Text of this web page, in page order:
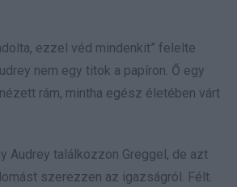
ezzel véd mindenkit” felelte
nem egy titok a papíron. Ő egy
rám, mintha egész életében várt
Audrey találkozzon Greggel, de azt
szerezzen az igazságról. Félt.